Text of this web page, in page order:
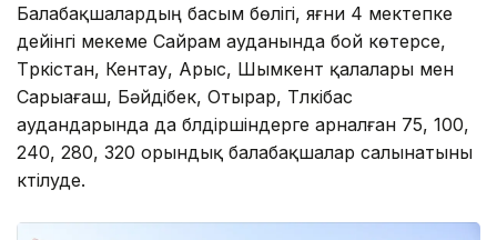
Балабақшалардың басым бөлігі, яғни 4 мектепке
дейінгі мекеме Сайрам ауданында бой көтерсе,
Түркістан, Кентау, Арыс, Шымкент қалалары мен
Сарыағаш, Бәйдібек, Отырар, Түлкібас
аудандарында да бүлдіршіндерге арналған 75, 100,
240, 280, 320 орындық балабақшалар салынатыны
күтілуде.